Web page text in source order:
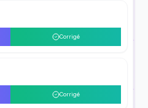
Corrigé
Corrigé